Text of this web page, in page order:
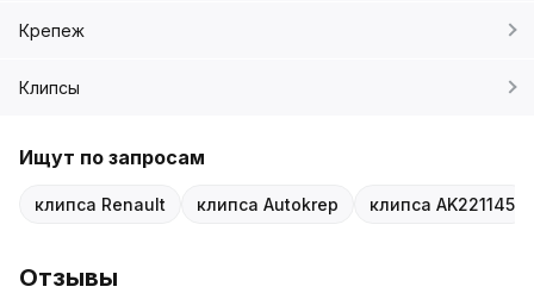
Крепеж
Клипсы
Ищут по запросам
клипса Renault клипса Autokrep клипса AK221145
Отзывы